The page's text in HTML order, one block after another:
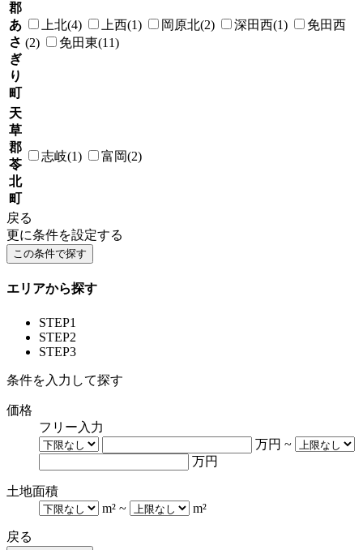
郡
あ
さ
ぎ
り
町
上北(4) 上西(1) 岡原北(2) 深田西(1)
免田西
(2)
免田東(11)
天
草
郡
苓
北
町
志岐(1) 富岡(2)
戻る
更に条件を設定する
エリアから探す
STEP1
STEP2
STEP3
条件を入力して探す
価格
フリー入力
万円 ~
万円
土地面積
m² ~ m²
戻る